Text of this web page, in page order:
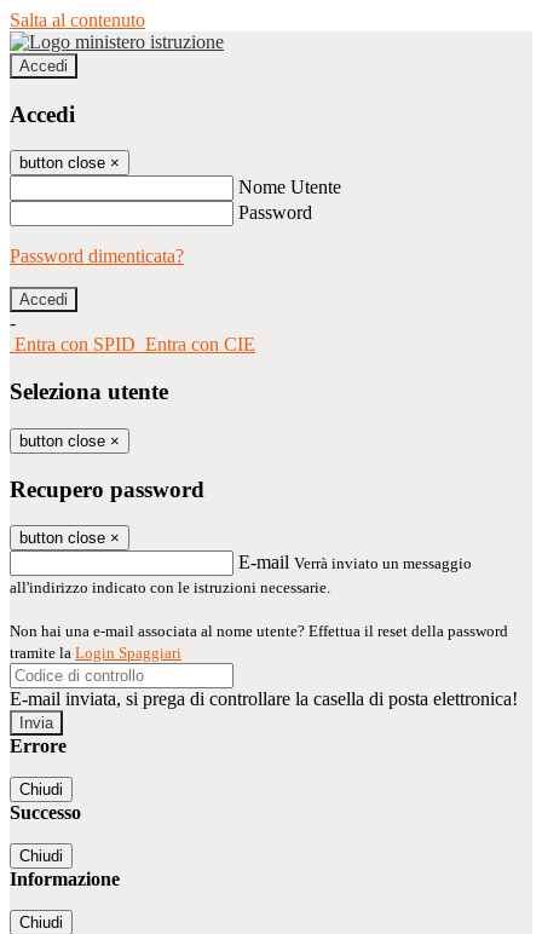
Salta al contenuto
Accedi
Accedi
button close ×
Nome Utente
Password
Password dimenticata?
-
Entra con SPID Entra con CIE
Seleziona utente
button close ×
Recupero password
button close ×
E-mail Verrà inviato un messaggio
all'indirizzo indicato con le istruzioni necessarie.
Non hai una e-mail associata al nome utente? Effettua il reset della password
tramite la Login Spaggiari
E-mail inviata, si prega di controllare la casella di posta elettronica!
Errore
Chiudi
Successo
Chiudi
Informazione
Chiudi